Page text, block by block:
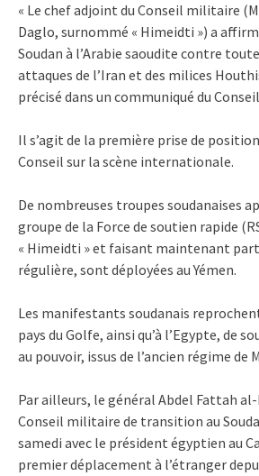
« Le chef adjoint du Conseil militaire
Daglo, surnommé « Himeidti ») a
Soudan à l’Arabie saoudite contre
attaques de l’Iran et des milices
précisé dans un communiqué du
Il s’agit de la première prise de
Conseil sur la scène internationale.
De nombreuses troupes soudanaises
groupe de la Force de soutien rapide
« Himeidti » et faisant maintenant
régulière, sont déployées au Yémen.
Les manifestants soudanais
pays du Golfe, ainsi qu’à l’Egypte, de
au pouvoir, issus de l’ancien régime de
Par ailleurs, le général Abdel Fattah
Conseil militaire de transition au
samedi avec le président égyptien au
premier déplacement à l’étranger